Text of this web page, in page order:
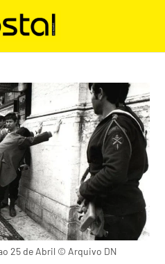
25 de Abril © Arquivo DN